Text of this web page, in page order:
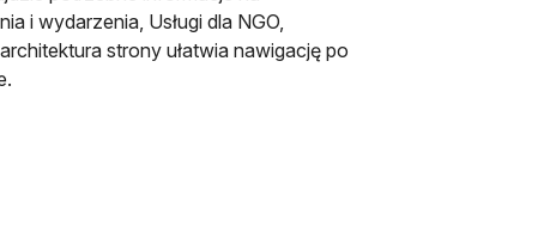
i wydarzenia, Usługi dla NGO,
strony ułatwia nawigację po